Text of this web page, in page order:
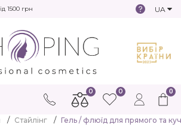
1500 грн UA
0
0 0
Стайлінг Гель / флюїд для прямого та